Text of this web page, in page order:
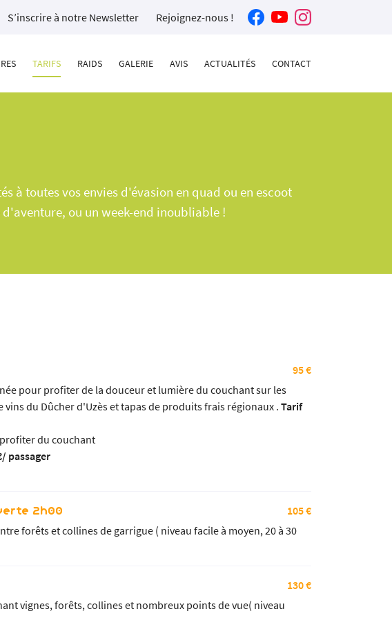
S’inscrire à notre Newsletter Rejoignez-nous !
TARIFS RAIDS GALERIE AVIS ACTUALITÉS CONTACT
à toutes vos envies d'évasion en quad ou en escoot
ou un week-end inoubliable !
95 €
pour profiter de la douceur et lumière du couchant sur les
vins du Dûcher d'Uzès et tapas de produits frais régionaux .Tarif
du couchant
passager
2h00
105 €
forêts et collines de garrigue ( niveau facile à moyen, 20 à 30
130 €
vignes, forêts, collines et nombreux points de vue( niveau